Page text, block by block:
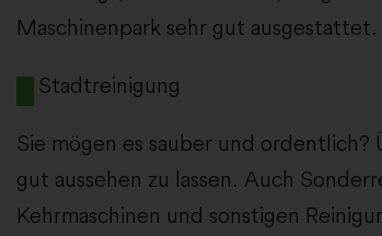
Maschinenpark sehr gut ausgestattet.
Stadtreinigung
Sie mögen es sauber und
gut aussehen zu lassen. Auch
Kehrmaschinen und sonstigen